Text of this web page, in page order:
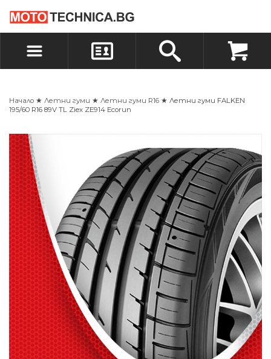
ВХОД
БЪРЗА ПОРЪЧКА ПОРЪЧКА
Начало ★ Летни гуми ★ Летни гуми R16 ★ Летни гуми FALKEN
195/60 R16 89V TL Ziex ZE914 Ecorun